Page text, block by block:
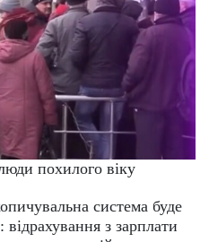
похилого віку
система буде
з зарплати